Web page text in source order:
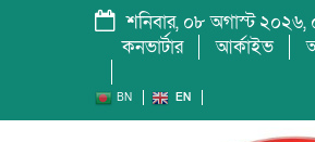
শনিবার, ০৮ অগাস্ট ২০২৬,
কনভার্টার
আর্কাইভ
BN EN